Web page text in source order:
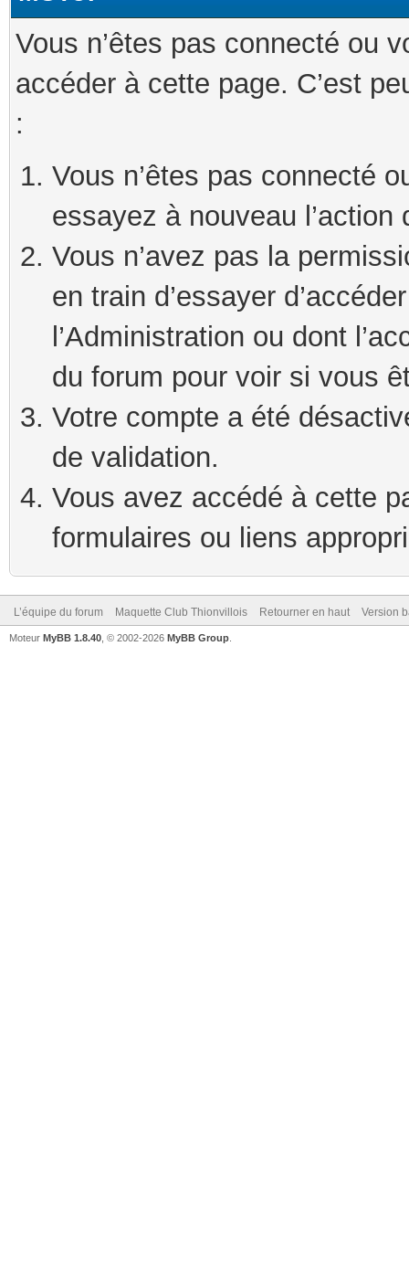
Vous n’êtes pas connecté ou
accéder à cette page. C’est
:
Vous n’êtes pas connecté
essayez à nouveau
Vous n’avez pas la
en train d’essayer
l’Administration ou dont
du forum pour voir si vous
Votre compte a été
de validation.
Vous avez accédé à cette
formulaires ou liens
L’équipe du forum Maquette Club Thionvillois Retourner en haut Version
Moteur MyBB 1.8.40 , © 2002-2026 MyBB Group